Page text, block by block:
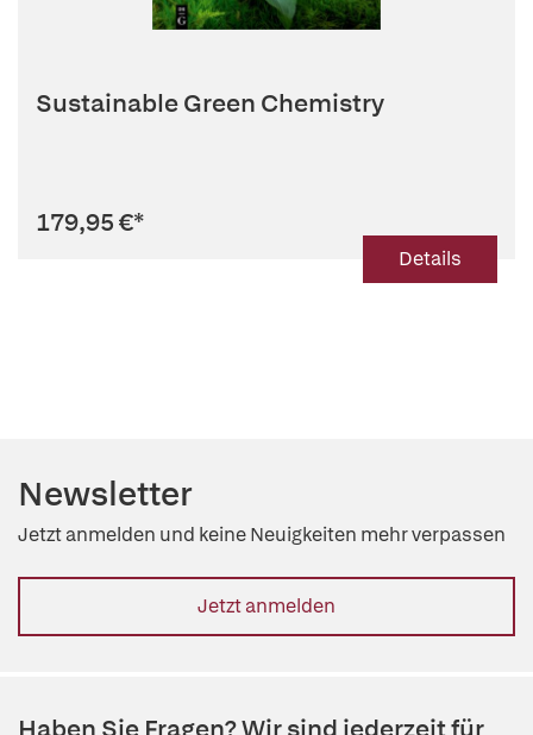
Sustainable Green Chemistry
179,95 €*
Details
Newsletter
Jetzt anmelden und keine Neuigkeiten mehr verpassen
Jetzt anmelden
Haben Sie Fragen? Wir sind jederzeit für